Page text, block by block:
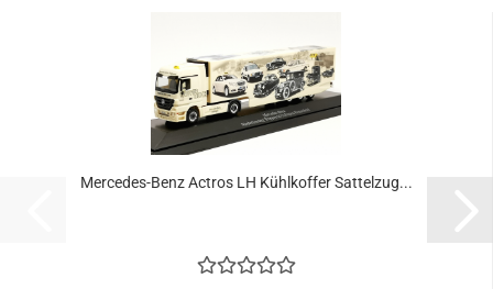
Mercedes-Benz Actros LH Kühlkoffer Sattelzug...